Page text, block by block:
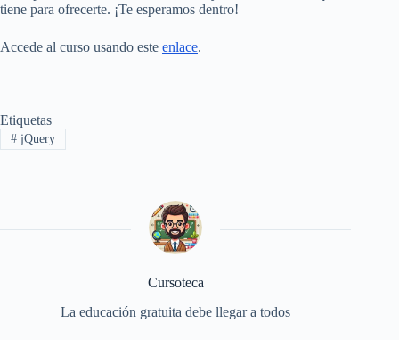
tiene para ofrecerte. ¡Te esperamos dentro!
Accede al curso usando este enlace.
Etiquetas
#jQuery
Cursoteca
La educación gratuita debe llegar a todos